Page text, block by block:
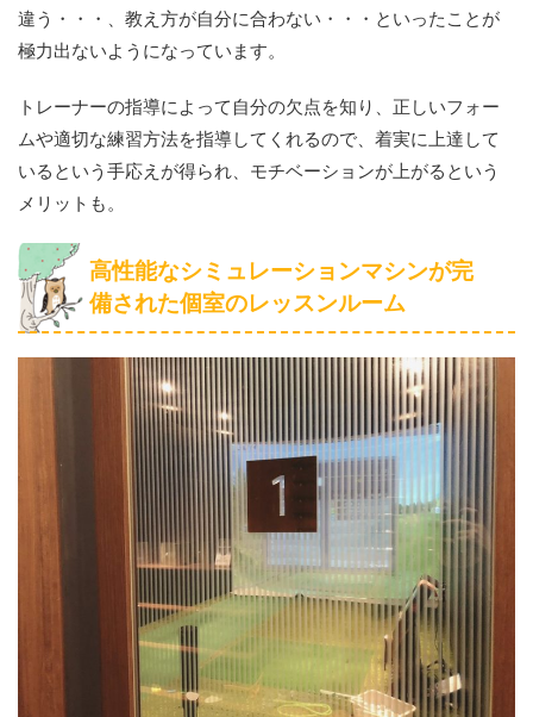
違う・・・、教え方が自分に合わない・・・といったことが
極力出ないようになっています。
トレーナーの指導によって自分の欠点を知り、正しいフォー
ムや適切な練習方法を指導してくれるので、着実に上達して
いるという手応えが得られ、モチベーションが上がるという
メリットも。
高性能なシミュレーションマシンが完
備された個室のレッスンルーム